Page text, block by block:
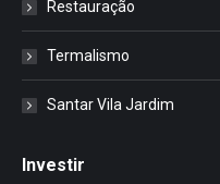
Restauração
Termalismo
Santar Vila Jardim
Investir